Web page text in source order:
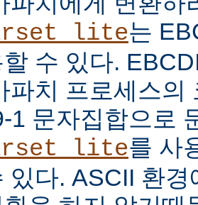
는
수 있다.
파치 프로세스의
1 문자집합으로
를 사
있다. ASCII 환